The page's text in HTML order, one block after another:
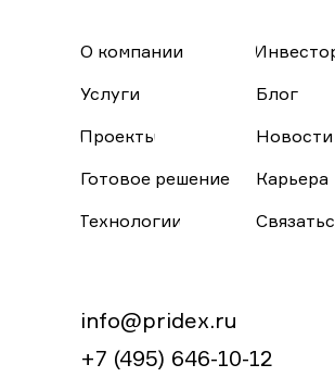
+7 (495) 646-10-12
info@pridex.ru
О компании
Технологии
Услуги
Блог
Проекты
Карьера
Готовое решение
Новости